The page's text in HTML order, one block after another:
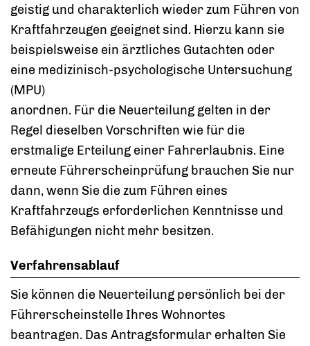
geistig und charakterlich wieder zum Führen von
Kraftfahrzeugen geeignet sind. Hierzu kann sie
beispielsweise ein ärztliches Gutachten oder
eine medizinisch-psychologische Untersuchung
(MPU)
anordnen. Für die Neuerteilung gelten in der
Regel dieselben Vorschriften wie für die
erstmalige Erteilung einer Fahrerlaubnis. Eine
erneute Führerscheinprüfung brauchen Sie nur
dann, wenn Sie die zum Führen eines
Kraftfahrzeugs erforderl ichen Kenntnisse und
Befähigungen nicht mehr besitzen.
Verfahrensablauf
Sie können die Neuerteilung persönlich bei der
Führerscheinstelle Ihres Wohnortes
beantragen. Das Antragsformular erhalten Sie